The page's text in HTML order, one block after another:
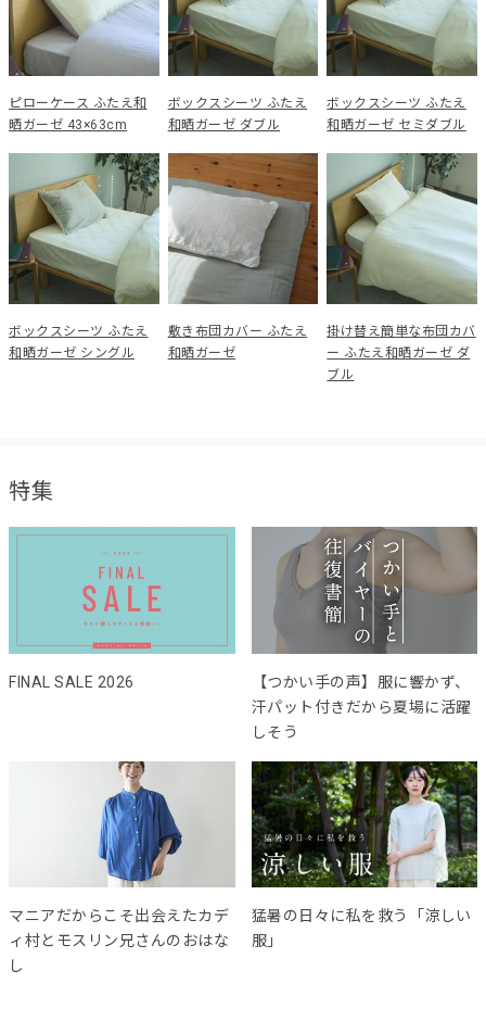
ピローケース ふたえ和
晒ガーゼ 43×63cm
ボックスシーツ ふたえ
和晒ガーゼ ダブル
ボックスシーツ ふたえ
和晒ガーゼ セミダブル
ボックスシーツ ふたえ
和晒ガーゼ シングル
敷き布団カバー ふたえ
和晒ガーゼ
掛け替え簡単な布団カバ
ー ふたえ和晒ガーゼ ダ
ブル
特集
FINAL SALE 2026
【つかい手の声】服に響かず、
汗パット付きだから夏場に活躍
しそう
マニアだからこそ出会えたカデ
ィ村とモスリン兄さんのおはな
し
猛暑の日々に私を救う「涼しい
服」